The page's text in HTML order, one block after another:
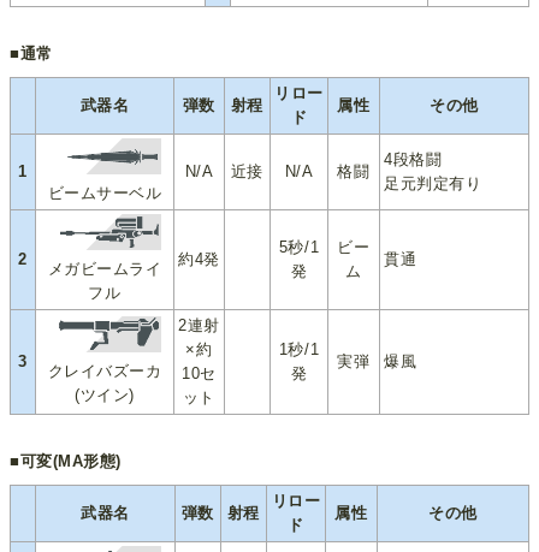
■通常
武器名 弾数 射程
リロー
ド
属性 その他
1
ビームサーベル
N/A 近接 N/A 格闘
4段格闘
足元判定有り
2
メガビームライ
フル
約4発
5秒/1
発
ビー
ム
貫通
3
クレイバズーカ
(ツイン)
2連射
×約
10セ
ット
1秒/1
発
実弾 爆風
■可変(MA形態)
武器名 弾数 射程
リロー
ド
属性 その他